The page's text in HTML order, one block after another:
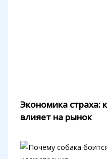
Экономика страха:
влияет на рынок